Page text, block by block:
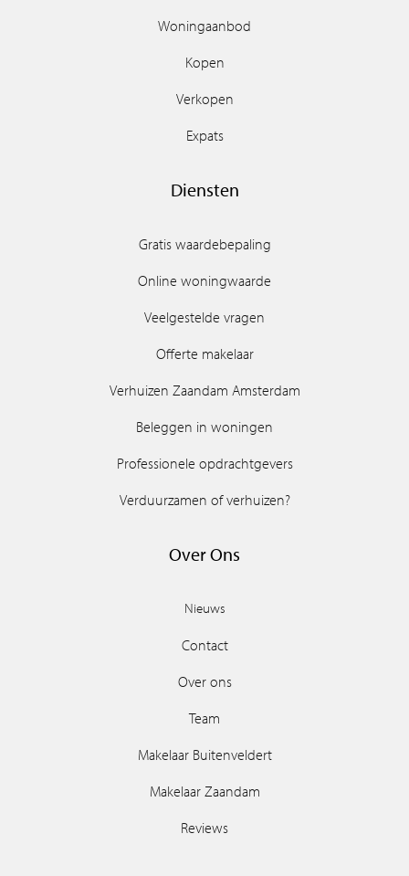
Woningaanbod
Kopen
Verkopen
Expats
Diensten
Gratis waardebepaling
Online woningwaarde
Veelgestelde vragen
Offerte makelaar
Verhuizen Zaandam Amsterdam
Beleggen in woningen
Professionele opdrachtgevers
Verduurzamen of verhuizen?
Over Ons
Nieuws
Contact
Over ons
Team
Makelaar Buitenveldert
Makelaar Zaandam
Reviews